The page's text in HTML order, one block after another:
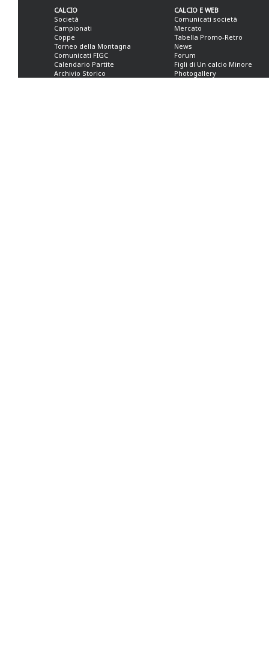
CALCIO
Società
Campionati
Coppe
Torneo della Montagna
Comunicati FIGC
Calendario Partite
Archivio Storico
CALCIO E WEB
Comunicati società
Mercato
Tabella Promo-Retro
News
Forum
Figli di Un calcio Minore
Photogallery